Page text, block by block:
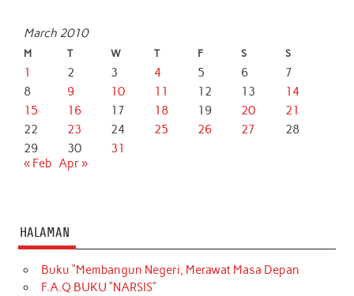
March 2010
M T W T F S S
1 2 3 4 5 6
7
8
9 10 11 12 13
14
15
16 17 18 19 20
21
22
23 24 25 26 27
28
29
30
31
« Feb Apr »
HALAMAN
Buku “Membangun Negeri, Merawat Masa Depan
F.A.Q BUKU “NARSIS”